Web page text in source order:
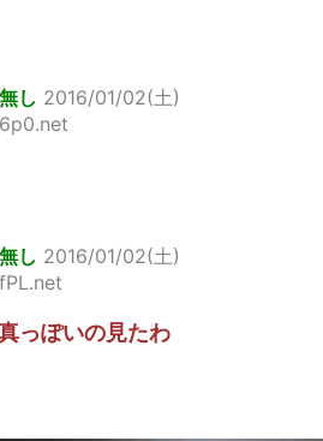
し 2016/01/02(土)
し 2016/01/02(土)
っぽいの見たわ